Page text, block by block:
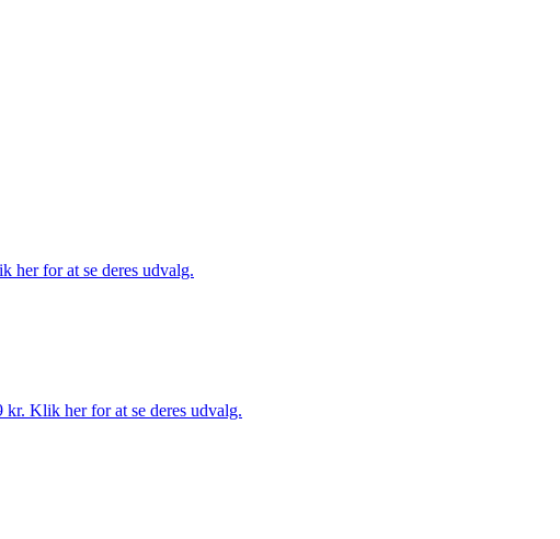
her for at se deres udvalg.
Klik her for at se deres udvalg.